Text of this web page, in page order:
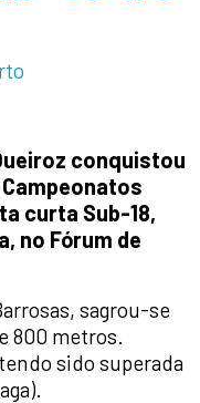
conquistou
curta Sub-18,
no Fórum de
sagrou-se
800 metros.
sido superada